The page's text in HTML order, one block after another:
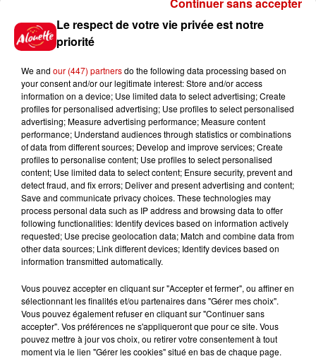
Jeux Voir plus
Gagnez vos places pour le
Festival du Roi Arthur 2026 !
Gagnez vos entrées pour le
Musée du Sport Automobile au
Mans !
Alouette vous invite à
Le Duel - Gagnez votre balade
Le respect de votre vie privée est notre
priorité
We and our (447) partnersdo the following data processing based on
your consent and/or our legitimate interest: Store and/or access
information on a device; Use limited data to select advertising; Create
profiles for personalised advertising; Use profiles to select personalised
advertising; Measure advertising performance; Measure content
performance; Understand audiences through statistics or combinations
of data from different sources; Develop and improve services; Create
profiles to personalise content; Use profiles to select personalised
content; Use limited data to select content; Ensure security, prevent and
detect fraud, and fix errors; Deliver and present advertising and content;
Save and communicate privacy choices. These technologies may
process personal data such as IP address and browsing data to offer
following functionalities: Identify devices based on information actively
requested; Use precise geolocation data; Match and combine data from
other data sources; Link different devices; Identify devices based on
information transmitted automatically.
Vous pouvez accepter en cliquant sur "Accepter et fermer", ou affiner en
sélectionnant les finalités et/ou partenaires dans "Gérer mes choix".
Vous pouvez également refuser en cliquant sur "Continuer sans
accepter". Vos préférences ne s'appliqueront que pour ce site. Vous
pouvez mettre à jour vos choix, ou retirer votre consentement à tout
moment via le lien "Gérer les cookies" situé en bas de chaque page.